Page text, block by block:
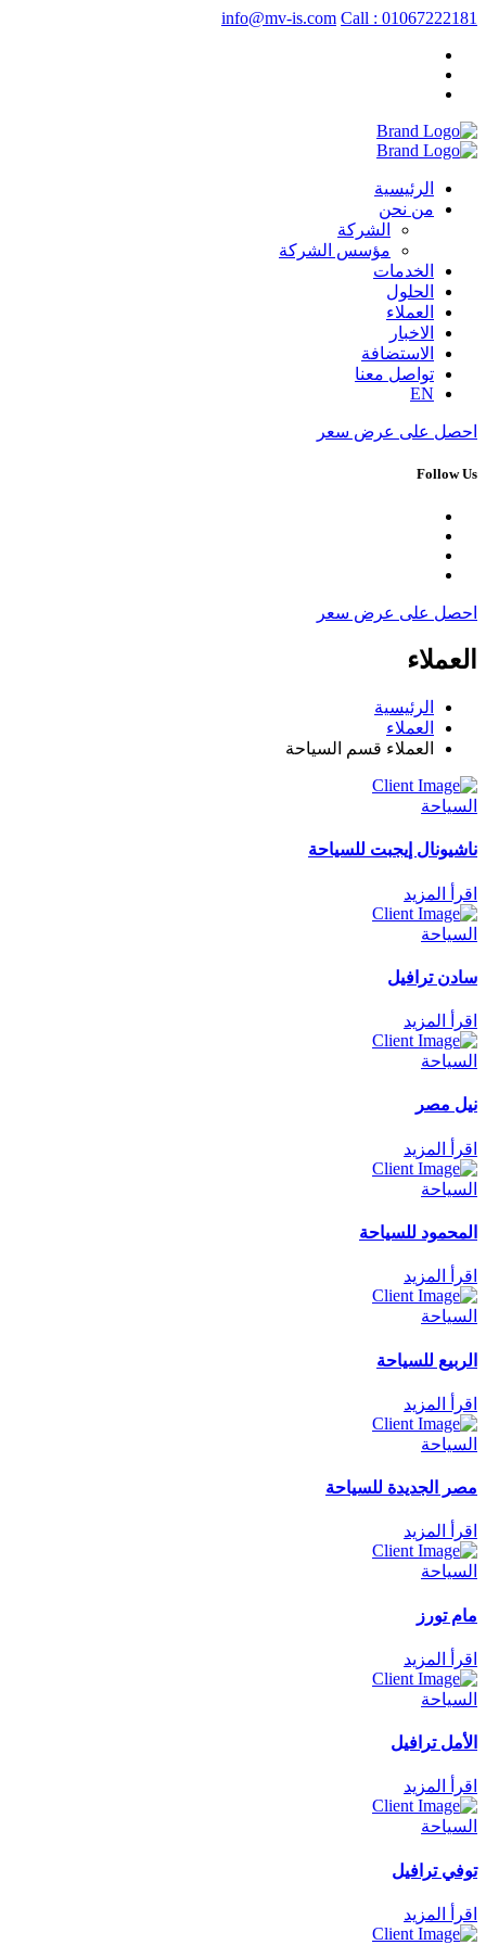
info@mv-is.com Call : 01067222181
الرئيسية
من نحن
الشركة
مؤسس الشركة
الخدمات
الحلول
العملاء
الاخبار
الاستضافة
تواصل معنا
EN
احصل على عرض سعر
Follow Us
احصل على عرض سعر
العملاء
الرئيسية
العملاء
العملاء قسم السياحة
السياحة
ناشيونال إيجبت للسياحة
اقرأ المزيد
السياحة
سادن ترافيل
اقرأ المزيد
السياحة
نيل مصر
اقرأ المزيد
السياحة
المحمود للسياحة
اقرأ المزيد
السياحة
الربيع للسياحة
اقرأ المزيد
السياحة
مصر الجديدة للسياحة
اقرأ المزيد
السياحة
مام تورز
اقرأ المزيد
السياحة
الأمل ترافيل
اقرأ المزيد
السياحة
توفي ترافيل
اقرأ المزيد